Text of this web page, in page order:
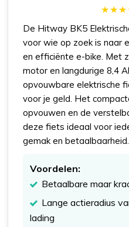
De Hitway BK5
voor wie op zoek is naar
en efficiënte e-bike. Met
motor en langdurige 8,4
opvouwbare elektrische
voor je geld. Het
opvouwen en de
deze fiets ideaal voor
gemak en betaalbaarheid.
Voordelen:
Betaalbare maar
Lange actieradius
lading